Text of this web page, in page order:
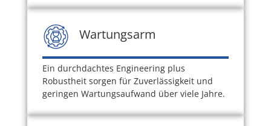
Wartungsarm
Ein durchdachtes Engineering plus
Robustheit sorgen für Zuverlässigkeit und
geringen Wartungsaufwand über viele Jahre.